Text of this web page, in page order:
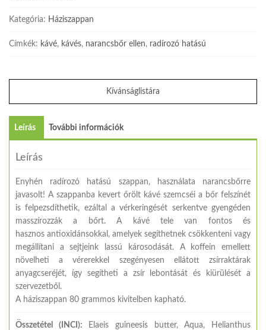
Kategória: Háziszappan
Címkék: kávé, kávés, narancsbőr ellen, radírozó hatású
Kívánságlistára
Leírás További információk
Leírás
Enyhén radírozó hatású szappan, használata narancsbőrre
javasolt! A szappanba kevert őrölt kávé szemcséi a bőr felszínét
is felpezsdíthetik, ezáltal a vérkeringését serkentve gyengéden
masszírozzák a bőrt. A kávé tele van fontos és
hasznos antioxidánsokkal, amelyek segíthetnek csökkenteni vagy
megállítani a sejtjeink lassú károsodását. A koffein emellett
növelheti a vérerekkel szegényesen ellátott zsírraktárak
anyagcseréjét, így segítheti a zsír lebontását és kiürülését a
szervezetből.
A háziszappan 80 grammos kivitelben kapható.
Összetétel (INCI): Elaeis guineesis butter, Aqua, Helianthus